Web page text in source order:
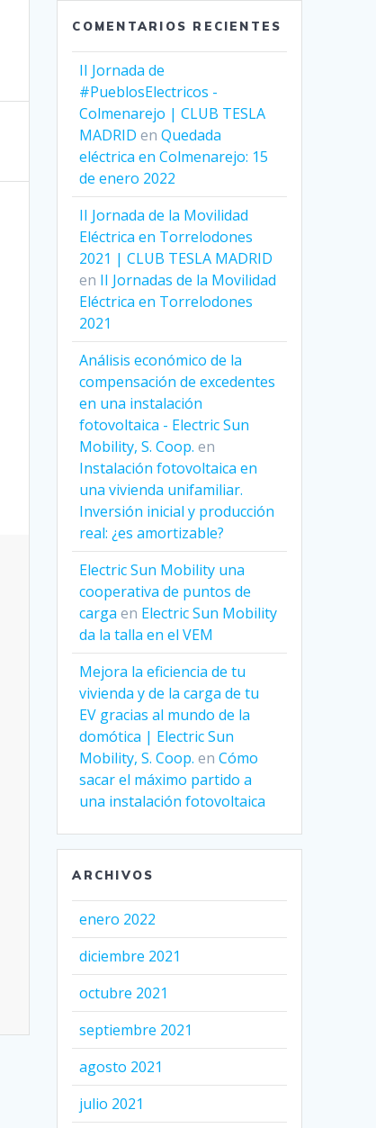
COMENTARIOS RECIENTES
II Jornada de
#PueblosElectricos -
Colmenarejo | CLUB TESLA
MADRID enQuedada
eléctrica en Colmenarejo: 15
de enero 2022
II Jornada de la Movilidad
Eléctrica en Torrelodones
2021 | CLUB TESLA MADRID
en II Jornadas de la Movilidad
Eléctrica en Torrelodones
2021
Análisis económico de la
compensación de excedentes
en una instalación
fotovoltaica - Electric Sun
Mobility, S. Coop. en
Instalación fotovoltaica en
una vivienda unifamiliar.
Inversión inicial y producción
real: ¿es amortizable?
Electric Sun Mobility una
cooperativa de puntos de
carga en Electric Sun Mobility
da la talla en el VEM
Mejora la eficiencia de tu
vivienda y de la carga de tu
EV gracias al mundo de la
domótica | Electric Sun
Mobility, S. Coop. enCómo
sacar el máximo partido a
una instalación fotovoltaica
ARCHIVOS
enero 2022
diciembre 2021
octubre 2021
septiembre 2021
agosto 2021
julio 2021